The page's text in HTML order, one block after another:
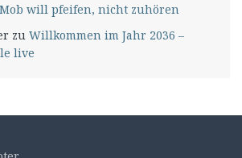
will pfeifen, nicht zuhören
zu Willkommen im Jahr 2036 –
live